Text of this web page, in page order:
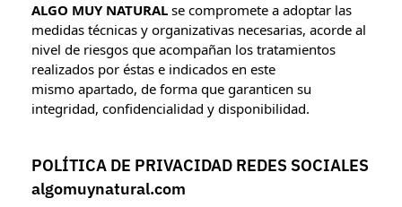
ALGO MUY NATURAL se compromete a adoptar las
medidas técnicas y organizativas necesarias, acorde al
nivel de riesgos que acompañan los tratamientos
realizados por éstas e indicados en este
mismo apartado, de forma que garanticen su
integridad, confidencialidad y disponibilidad.
POLÍTICA DE PRIVACIDAD REDES SOCIALES
algomuynatural.com